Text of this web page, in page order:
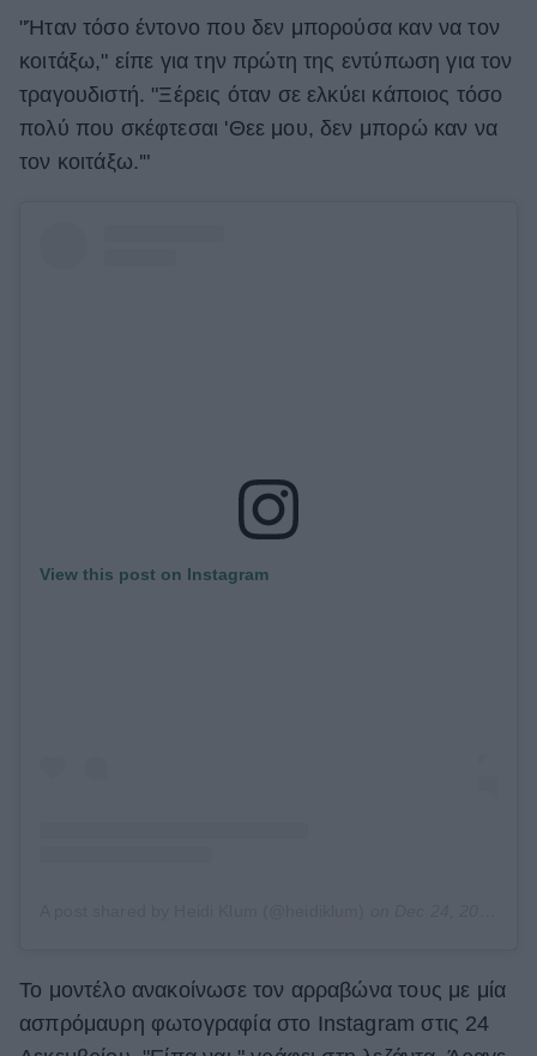
"Ήταν τόσο έντονο που δεν μπορούσα καν να τον
κοιτάξω," είπε για την πρώτη της εντύπωση για τον
τραγουδιστή. "Ξέρεις όταν σε ελκύει κάποιος τόσο
πολύ που σκέφτεσαι 'Θεε μου, δεν μπορώ καν να
τον κοιτάξω.'"
View this post on Instagram
Το μοντέλο ανακοίνωσε τον αρραβώνα τους με μία
ασπρόμαυρη φωτογραφία στο Instagram στις 24